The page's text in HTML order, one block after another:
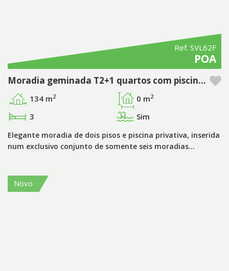
Ref. SVL62F
POA
Moradia geminada T2+1 quartos com piscina privada no Pestana Silves Golfe Resort - Algarve
134 m2 0 m2
3 Sim
Elegante moradia de dois pisos e piscina privativa, inserida
num exclusivo conjunto de somente seis moradias…
Novo